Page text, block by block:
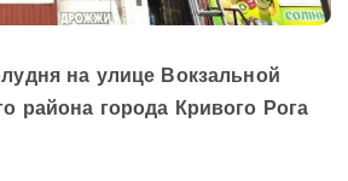
на улице Вокзальной
района города Кривого Рога